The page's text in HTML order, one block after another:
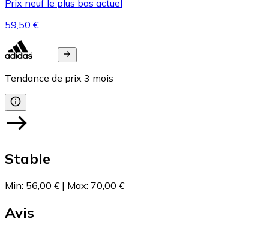
Prix neuf le plus bas actuel
59,50 €
Tendance de prix 3 mois
Stable
Min: 56,00 € | Max: 70,00 €
Avis